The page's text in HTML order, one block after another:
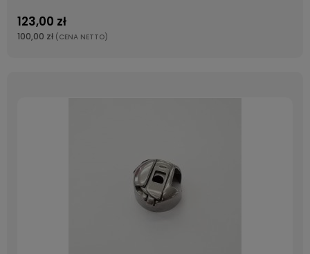
123,00 zł
100,00 zł (CENA NETTO)